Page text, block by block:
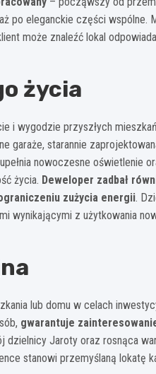
po eleganckie części wspólne.
może znaleźć lokal
życia
i wygodzie przyszłych
garaże, starannie
nowoczesne oświetlenie
życia. Deweloper zadbał
zużycia energii.
wynikającymi z użytkowania
lub domu w celach
gwarantuje
dzielnicy Jaroty oraz rosnąca
stanowi przemyślaną lokatę